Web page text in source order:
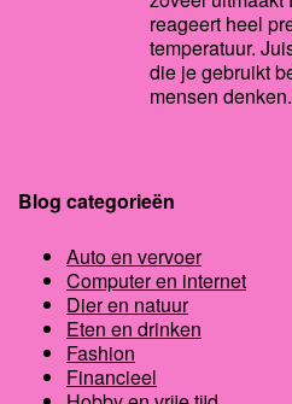
reageert heel
temperatuur.
die je gebruikt
mensen
Blog categorieën
Auto en vervoer
Computer en internet
Dier en natuur
Eten en drinken
Fashion
Financieel